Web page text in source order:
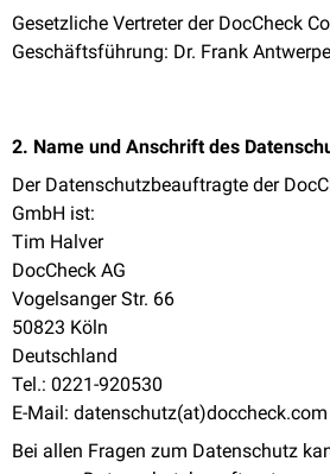
Gesetzliche Vertreter der DocCheck
Geschäftsführung: Dr. Frank
2. Name und Anschrift des
Der Datenschutzbeauftragte der
GmbH ist:
Tim Halver
DocCheck AG
Vogelsanger Str. 66
50823 Köln
Deutschland
Tel.: 0221-920530
E-Mail: datenschutz(at)doccheck.com
Bei allen Fragen zum Datenschutz